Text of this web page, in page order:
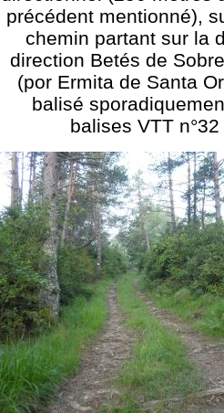
précédent mentionné),
chemin partant sur la
direction Betés de
(por Ermita de Santa
balisé
balises VTT n°32